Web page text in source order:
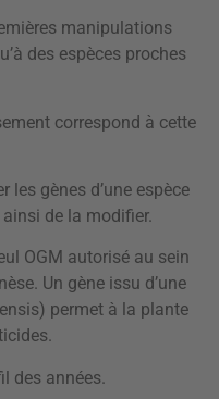
manipulations
des espèces proches
correspond à cette
les gènes d’une espèce
de la modifier.
OGM autorisé au sein
Un gène issu d’une
permet à la plante
des années.